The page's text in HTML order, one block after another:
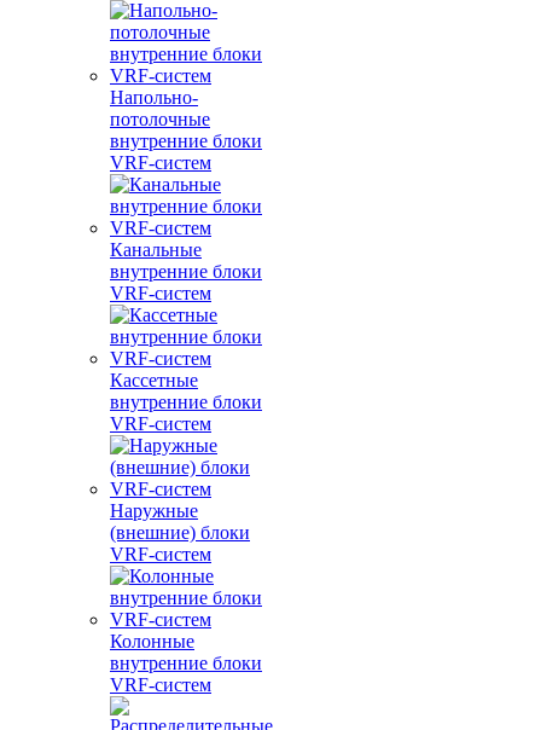
Напольно-
потолочные
внутренние блоки
VRF-систем
Канальные
внутренние блоки
VRF-систем
Кассетные
внутренние блоки
VRF-систем
Наружные
(внешние) блоки
VRF-систем
Колонные
внутренние блоки
VRF-систем